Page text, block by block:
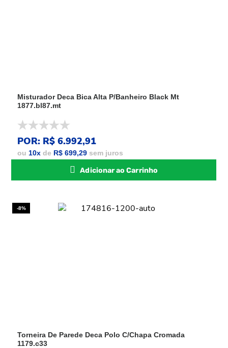
Misturador Deca Bica Alta P/Banheiro Black Mt
1877.bl87.mt
POR: R$ 6.992,91
ou 10x de R$ 699,29 sem juros
Adicionar ao Carrinho
-8%
Torneira De Parede Deca Polo C/Chapa Cromada
1179.c33